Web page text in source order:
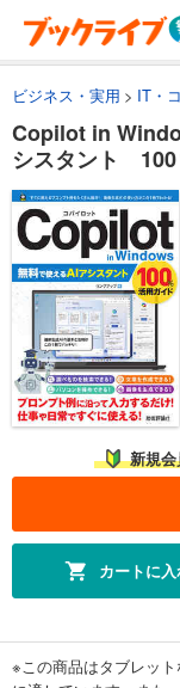
ビジネス・実用 IT・
Copilot in
シスタント 100
新規
カートに
※この商品はタブレッ